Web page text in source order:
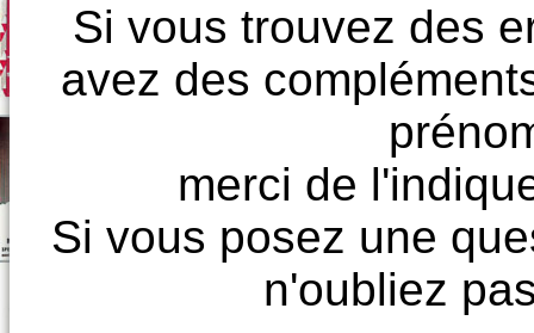
Si vous trouvez des
avez des
merci de
Si vous posez une
n'oubliez